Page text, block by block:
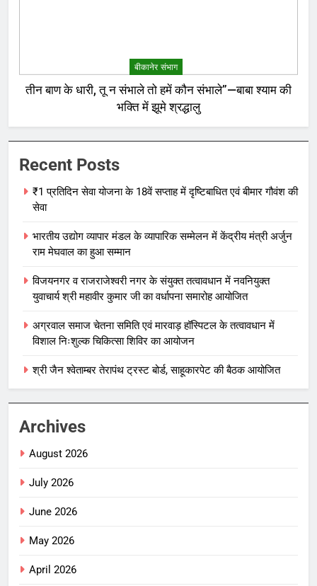
बीकानेर संभाग
तीन बाण के धारी, तू न संभाले तो हमें कौन संभाले”—बाबा श्याम की
भक्ति में झूमे श्रद्धालु
Recent Posts
₹1 प्रतिदिन सेवा योजना के 18वें सप्ताह में दृष्टिबाधित एवं बीमार गौवंश की
सेवा
भारतीय उद्योग व्यापार मंडल के व्यापारिक सम्मेलन में केंद्रीय मंत्री अर्जुन
राम मेघवाल का हुआ सम्मान
विजयनगर व राजराजेश्वरी नगर के संयुक्त तत्वावधान में नवनियुक्त
युवाचार्य श्री महावीर कुमार जी का वर्धापना समारोह आयोजित
अग्रवाल समाज चेतना समिति एवं मारवाड़ हॉस्पिटल के तत्वावधान में
विशाल निःशुल्क चिकित्सा शिविर का आयोजन
श्री जैन श्वेताम्बर तेरापंथ ट्रस्ट बोर्ड, साहूकारपेट की बैठक आयोजित
Archives
August 2026
July 2026
June 2026
May 2026
April 2026